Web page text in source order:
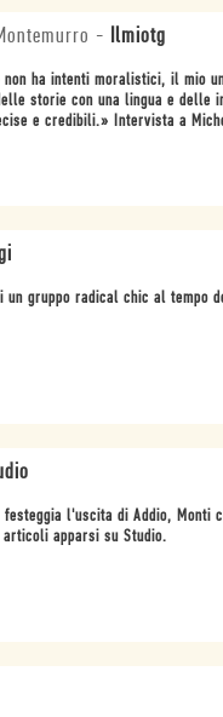
- Ilmiotg
ha intenti moralistici, il mio
storie con una lingua e delle
e credibili.» Intervista a
un gruppo radical chic al tempo
festeggia l'uscita di Addio, Monti
apparsi su Studio.